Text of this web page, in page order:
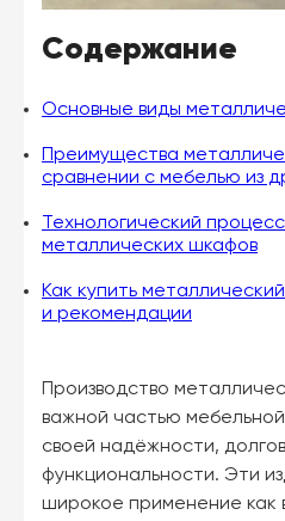
Содержание
Основные виды
Преимущества
сравнении с мебелью из
Технологический
металлических шкафов
Как купить
и рекомендации
Производство
важной частью
своей надёжности,
функциональности. Эти
широкое применение как